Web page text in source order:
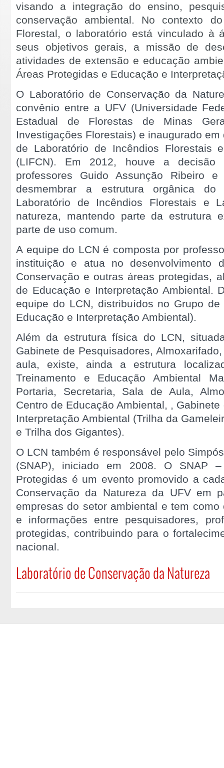
visando a integração do ensino,
conservação ambiental. No contexto
Florestal, o laboratório está vinculado à
seus objetivos gerais, a missão de
atividades de extensão e educação
Áreas Protegidas e Educação e
O Laboratório de Conservação da
convênio entre a UFV (Universidade
Estadual de Florestas de Minas
Investigações Florestais) e inaugurado
de Laboratório de Incêndios Florestais
(LIFCN). Em 2012, houve a decisão
professores Guido Assunção Ribeiro
desmembrar a estrutura orgânica
Laboratório de Incêndios Florestais e
natureza, mantendo parte da estrutura
parte de uso comum.
A equipe do LCN é composta por
instituição e atua no desenvolvimento
Conservação e outras áreas protegidas,
de Educação e Interpretação Ambiental.
equipe do LCN, distribuídos no Grupo
Educação e Interpretação Ambiental).
Além da estrutura física do LCN,
Gabinete de Pesquisadores,
aula, existe, ainda a estrutura
Treinamento e Educação Ambiental
Portaria, Secretaria, Sala de Aula,
Centro de Educação Ambiental, ,
Interpretação Ambiental (Trilha da
e Trilha dos Gigantes).
O LCN também é responsável pelo
(SNAP), iniciado em 2008. O SNAP
Protegidas é um evento promovido a
Conservação da Natureza da UFV em
empresas do setor ambiental e tem
e informações entre pesquisadores,
protegidas, contribuindo para o
nacional.
Laboratório de Conservação da Natureza